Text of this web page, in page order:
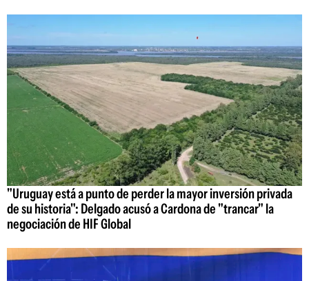
"Uruguay está a punto de perder la mayor inversión privada
de su historia": Delgado acusó a Cardona de "trancar" la
negociación de HIF Global